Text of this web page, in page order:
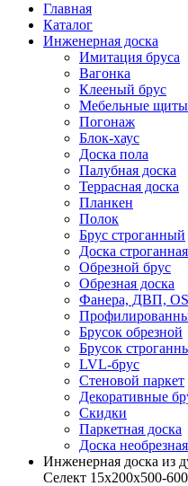
Главная
Каталог
Инженерная доска
Имитация бруса
Вагонка
Клееный брус
Мебельные щиты
Погонаж
Блок-хаус
Доска пола
Палубная доска
Террасная доска
Планкен
Полок
Брус строганный
Доска строганная
Обрезной брус
Обрезная доска
Фанера, ДВП,
Брусок обрезной
Брусок
LVL-брус
Стеновой паркет
Декоративные
Скидки
Паркетная доска
Доска необрезная
Инженерная доска из
Селект 15х200х500-600